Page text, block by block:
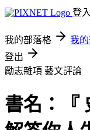
登入
我的部落格 我
登出
勵志雜項 藝文評論
書名：『